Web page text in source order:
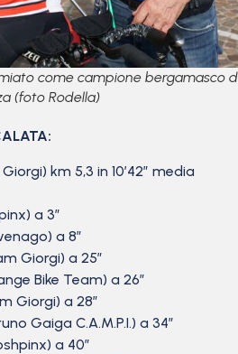
come campione bergamasco
(foto Rodella)
km 5,3 in 10’42” media
a 3″
a 8″
Giorgi) a 25″
Bike Team) a 26″
Giorgi) a 28″
Gaiga C.A.M.P.I.) a 34″
a 40″